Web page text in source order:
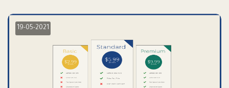
19-05-2021